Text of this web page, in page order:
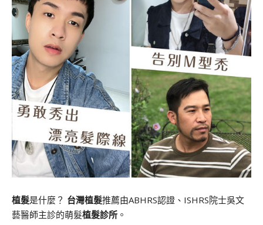
植髮是什麼？ 台灣植髮推薦由ABHRS認證、ISHRS院士吳文
藝醫師主診的萌髮植髮診所 。